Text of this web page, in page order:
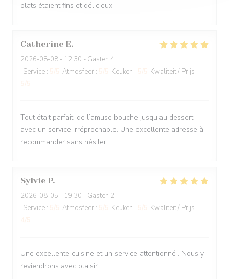
plats étaient fins et délicieux
Catherine E
2026-08-08 - 12:30 - Gasten 4
Service : Atmosfeer : Keuken : Kwaliteit / Prijs :
Tout était parfait, de l’amuse bouche jusqu’au dessert
avec un service irréprochable. Une excellente adresse à
recommander sans hésiter
Sylvie P
2026-08-05 - 19:30 - Gasten 2
Service : Atmosfeer : Keuken : Kwaliteit / Prijs :
Une excellente cuisine et un service attentionné . Nous y
reviendrons avec plaisir.